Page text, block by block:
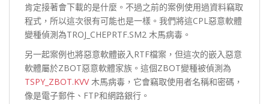
肯定接著會下載的是什麼。不過之前的案例使用過資料竊取
程式，所以這次很有可能也是一樣。我們將這CPL惡意軟體
變種偵測為TROJ_CHEPRTF.SM2 木馬病毒。
另一起案例也將惡意軟體嵌入RTF檔案，但這次的嵌入惡意
軟體屬於ZBOT惡意軟體家族。這個ZBOT變種被偵測為
TSPY_ZBOT.KVV木馬病毒，它會竊取使用者名稱和密碼，
像是電子郵件、FTP和網路銀行。